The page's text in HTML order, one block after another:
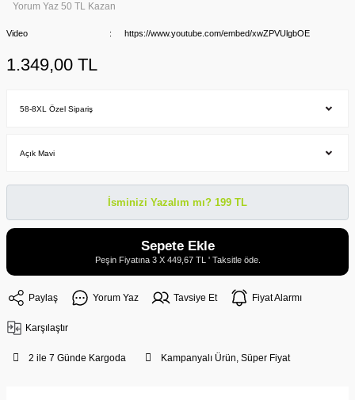
Yorum Yaz 50 TL Kazan
Video https://www.youtube.com/embed/xwZPVUlgbOE
1.349,00 TL
İsminizi Yazalım mı? 199 TL
Sepete Ekle
Peşin Fiyatına 3 X 449,67 TL ' Taksitle öde.
Paylaş Yorum Yaz Tavsiye Et Fiyat Alarmı
Karşılaştır
2 ile 7 Günde Kargoda Kampanyalı Ürün, Süper Fiyat